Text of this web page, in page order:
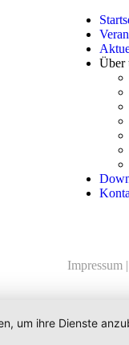
Über
Impressum |
um ihre Dienste